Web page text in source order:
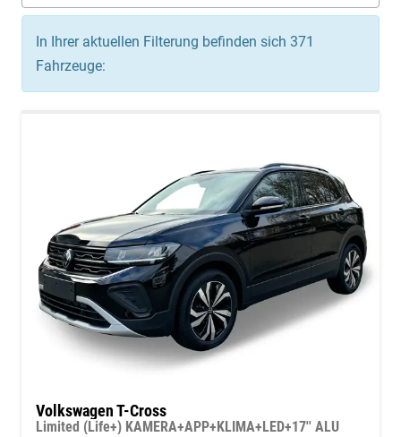
In Ihrer aktuellen Filterung befinden sich 371
Fahrzeuge:
Volkswagen T-Cross
Limited (Life+) KAMERA+APP+KLIMA+LED+17'' ALU